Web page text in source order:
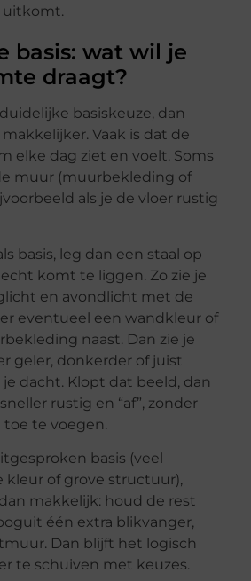
uitkomt.
basis: wat wil je
draagt?
basiskeuze, dan
Vaak is dat de
elke dag ziet en voelt. Soms
muur (muurbekleding of
als je de vloer rustig
basis, leg dan een staal op
komt te liggen. Zo zie je
en avondlicht met de
eventueel een wandkleur of
naast. Dan zie je
geler, donkerder of juist
dacht. Klopt dat beeld, dan
rustig en “af”, zonder
te voegen.
basis (veel
kleur of grove structuur),
makkelijk: houd de rest
één extra blikvanger,
Dan blijft het logisch
te schuiven met keuzes.